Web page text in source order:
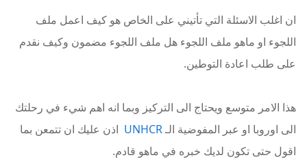
ان اغلب الاسئلة التي تأتيني على الخاص هو كيف اعمل ملف
اللجوء او ماهو ملف اللجوء هل ملف اللجوء مضمون وكيف نقدم
على طلب اعادة التوطين.
هذا الامر متوسع ويحتاج الى التركيز وبما انه اهم شيء في رحلتك
الى اوروبا او عبر المفوضية الـUNHCR اذن عليك ان تتمعن بما
اقول حتى تكون لديك خبره في ماهو قادم.